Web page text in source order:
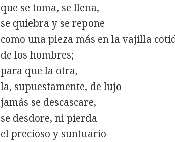
que se toma, se llena,
se quiebra y se repone
como una pieza más en la vajilla
de los hombres;
para que la otra,
la, supuestamente, de lujo
jamás se descascare,
se desdore, ni pierda
el precioso y suntuario